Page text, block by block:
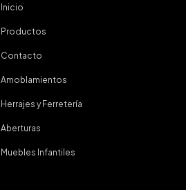
Inicio
Productos
Contacto
Amoblamientos
Herrajes y Ferretería
Aberturas
Muebles Infantiles